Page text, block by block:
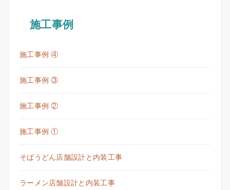
施工事例
施工事例 ④
施工事例 ③
施工事例 ②
施工事例 ①
そばうどん店舗設計と内装工事
ラーメン店舗設計と内装工事